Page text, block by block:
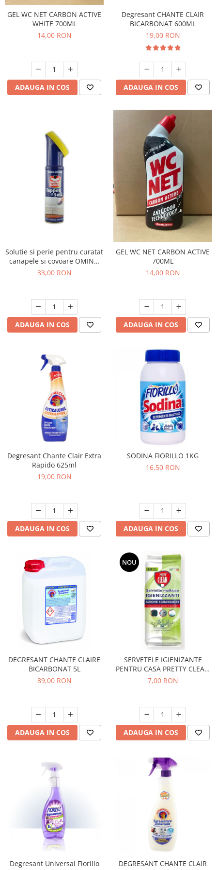
GEL WC NET CARBON ACTIVE
WHITE 700ML
14,00 RON
ADAUGA IN COS
Degresant CHANTE CLAIR
BICARBONAT 600ML
19,00 RON
ADAUGA IN COS
Solutie si perie pentru curatat
canapele si covoare OMINO
BIANCO 300ML
33,00 RON
ADAUGA IN COS
GEL WC NET CARBON ACTIVE
700ML
14,00 RON
ADAUGA IN COS
Degresant Chante Clair Extra
Rapido 625ml
19,00 RON
ADAUGA IN COS
SODINA FIORILLO 1KG
16,50 RON
ADAUGA IN COS
DEGRESANT CHANTE CLAIRE
BICARBONAT 5L
89,00 RON
ADAUGA IN COS
NOU
SERVETELE IGIENIZANTE
PENTRU CASA PRETTY CLEAN
EUCALIPT
7,00 RON
ADAUGA IN COS
Degresant Universal Fiorillo
DEGRESANT CHANTE CLAIR